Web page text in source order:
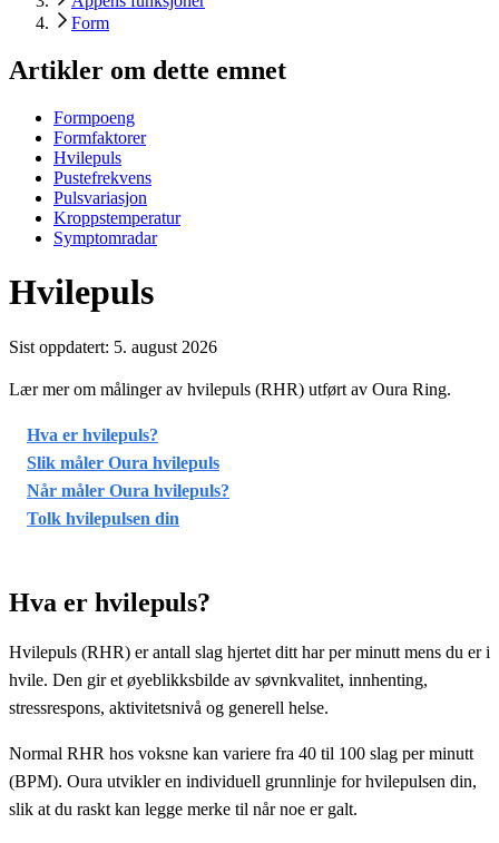
Form
Artikler om dette emnet
Formpoeng
Formfaktorer
Hvilepuls
Pustefrekvens
Pulsvariasjon
Kroppstemperatur
Symptomradar
Hvilepuls
Sist oppdatert: 5. august 2026
Lær mer om målinger av hvilepuls (RHR) utført av Oura Ring.
Hva er hvilepuls?
Slik måler Oura hvilepuls
Når måler Oura hvilepuls?
Tolk hvilepulsen din
Hva er hvilepuls?
Hvilepuls (RHR) er antall slag hjertet ditt har per minutt mens du er i
hvile. Den gir et øyeblikksbilde av søvnkvalitet, innhenting,
stressrespons, aktivitetsnivå og generell helse.
Normal RHR hos voksne kan variere fra 40 til 100 slag per minutt
(BPM). Oura utvikler en individuell grunnlinje for hvilepulsen din,
slik at du raskt kan legge merke til når noe er galt.